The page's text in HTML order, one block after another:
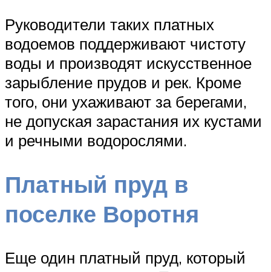
Руководители таких платных
водоемов поддерживают чистоту
воды и производят искусственное
зарыбление прудов и рек. Кроме
того, они ухаживают за берегами,
не допуская зарастания их кустами
и речными водорослями.
Платный пруд в
поселке Воротня
Еще один платный пруд, который